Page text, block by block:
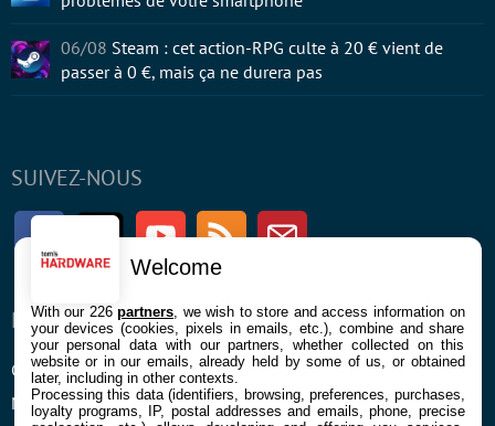
SUIVEZ-NOUS
FacebookTwitter Youtube RSS Newsletter
ENTREPRISE
Confidentialité et Cookies
Mentions légales et CGU
À PROPOS
Contact
06/08 Steam : cet action-RPG culte à 20 € vient de
passer à 0 €, mais ça ne durera pas
Welcome
With our 226partners , we wish to store and access information on
your devices (cookies, pixels in emails, etc.), combine and share
your personal data with our partners, whether collected on this
website or in our emails, already held by some of us, or obtained
later, including in other contexts.
Processing this data (identifiers, browsing, preferences, purchases,
loyalty programs, IP, postal addresses and emails, phone, precise